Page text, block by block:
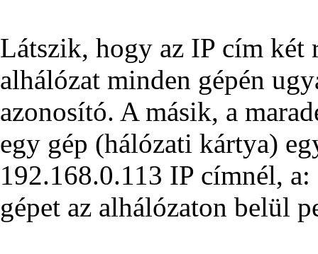
Látszik, hogy az IP cím két
alhálózat minden gépén
azonosító. A másik, a
egy gép (hálózati kártya)
192.168.0.113 IP címnél,
gépet az alhálózaton belül